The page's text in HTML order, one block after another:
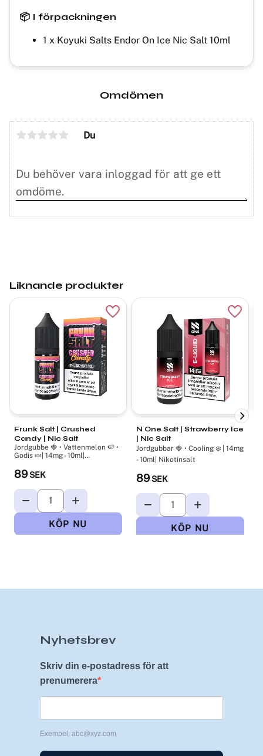
📦 I förpackningen
1 x Koyuki Salts Endor On Ice Nic Salt 10ml
Omdömen
Du
Liknande produkter
Frunk Salt | Crushed
Candy | Nic Salt
Jordgubbe 🍓 • Vattenmelon 🍉 •
Godis 🍬| 14mg - 10ml|
89 SEK
Lägg till i favoriter
N One Salt | Strawberry Ice
| Nic Salt
Jordgubbar 🍓 • Cooling ❄️ | 14mg
- 10ml| Nikotinsalt
89 SEK
Lägg
Nyhetsbrev
Skriv din e-postadress för att
prenumerera
Exempel: abc@xyz.com